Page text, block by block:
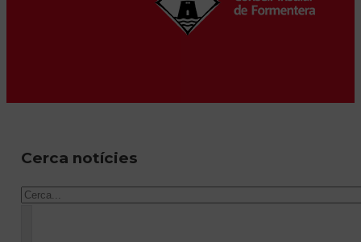
Cerca notícies
Cercar